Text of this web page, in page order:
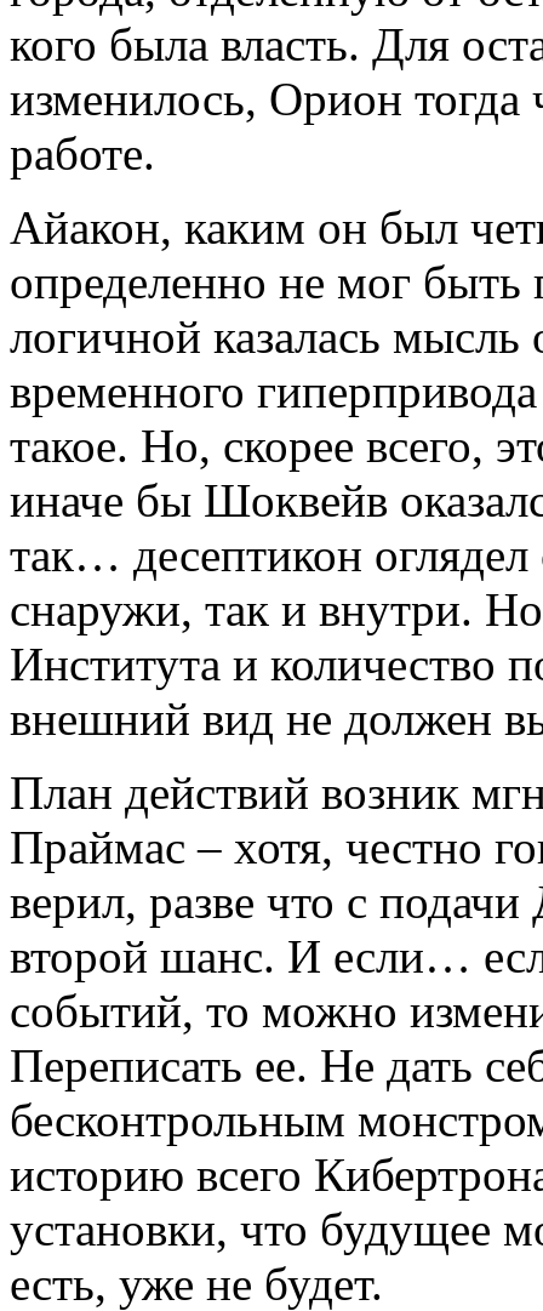
кого была власть. Для
изменилось, Орион тогда
работе.
Айакон, каким он был
определенно не мог
логичной казалась
временного
такое. Но, скорее всего,
иначе бы Шоквейв
так… десептикон оглядел
снаружи, так и внутри.
Института и количество
внешний вид не должен
План действий возник
Праймас – хотя, честно
верил, разве что с
второй шанс. И если…
событий, то можно
Переписать ее. Не дать
бесконтрольным
историю всего
установки, что будущее
есть, уже не будет.